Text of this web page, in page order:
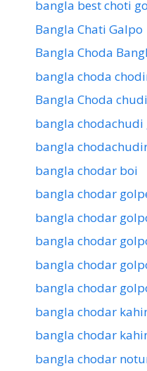
bangla best choti
Bangla Chati Galpo
Bangla Choda
bangla choda
Bangla Choda
bangla chodachudi
bangla
bangla chodar boi
bangla chodar
bangla chodar
bangla chodar
bangla chodar
bangla chodar
bangla chodar
bangla chodar
bangla chodar